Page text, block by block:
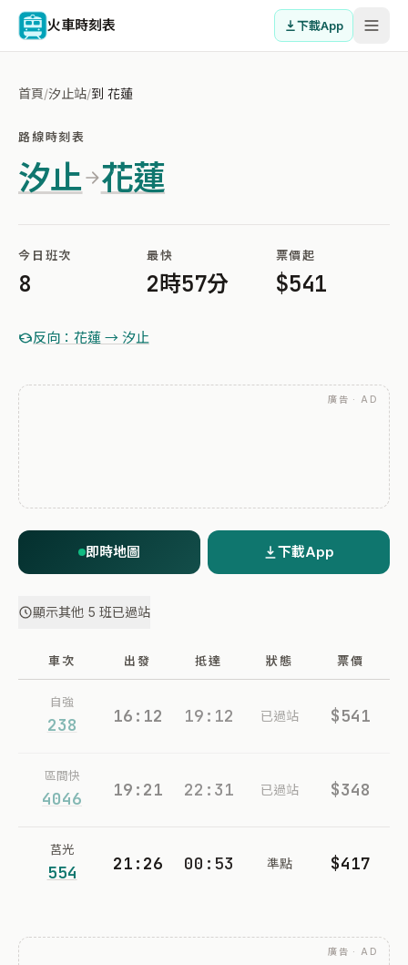
火車時刻表 下載App
首頁/汐止站/到 花蓮
路線時刻表
汐止 花蓮
今日班次
8
最快
2時57分
票價起
$541
反向：花蓮 → 汐止
廣告 · AD
即時地圖 下載App
顯示其他 5 班已過站
車次 出發 抵達 狀態 票價
自強
238 16:12 19:12 已過站 $541
區間快
4046 19:21 22:31 已過站 $348
莒光
554 21:26 00:53 準點 $417
廣告 · AD